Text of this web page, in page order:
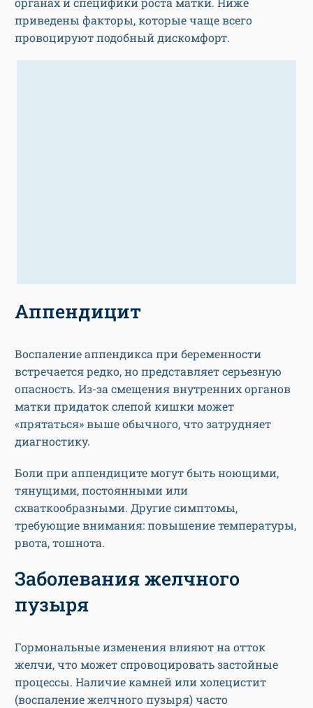
приведены факторы, которые чаще всего
провоцируют подобный дискомфорт.
Аппендицит
Воспаление аппендикса при беременности
встречается редко, но представляет серьезную
опасность. Из-за смещения внутренних органов
матки придаток слепой кишки может
«прятаться» выше обычного, что затрудняет
диагностику.
Боли при аппендиците могут быть ноющими,
тянущими, постоянными или
схваткообразными. Другие симптомы,
требующие внимания: повышение температуры,
рвота, тошнота.
Заболевания желчного
пузыря
Гормональные изменения влияют на отток
желчи, что может спровоцировать застойные
процессы. Наличие камней или холецистит
(воспаление желчного пузыря) часто